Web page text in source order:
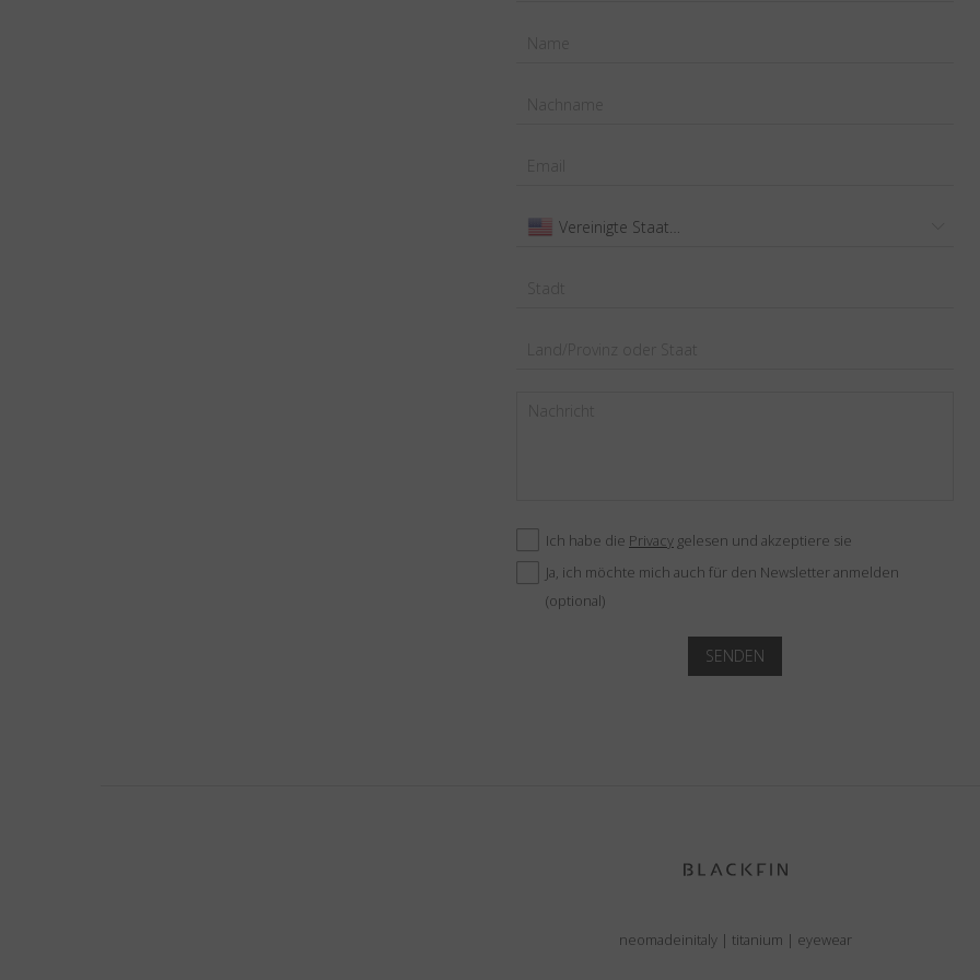
Vereinigte Staaten
Ich habe die Privacy gelesen und akzeptiere sie
Ja, ich möchte mich auch für den Newsletter anmelden
(optional)
SENDEN
neomadeinitaly | titanium | eyewear